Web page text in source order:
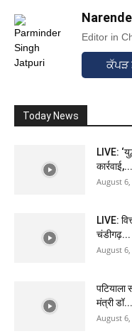
Editor in
ਕੱਪੜ
Today News
LIVE:
कार्रवाई,...
August 6,
LIVE:
चंडीगढ़...
August 6,
पटियाला
मंत्री
August 6,